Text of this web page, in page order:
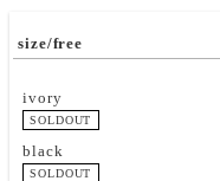
size/free
ivory
SOLDOUT
black
SOLDOUT